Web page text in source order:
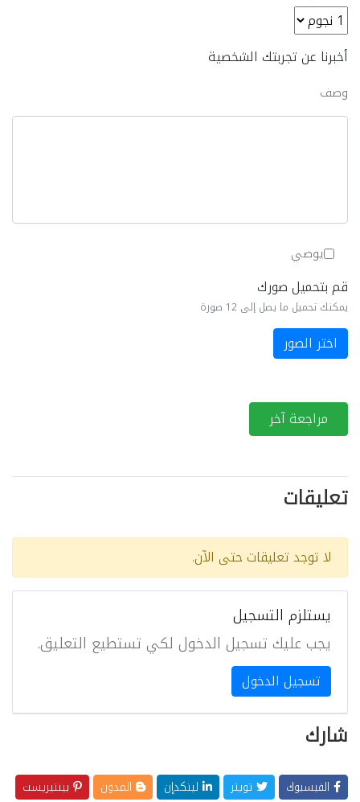
أخبرنا عن تجربتك الشخصية
وصف
يوصي
قم بتحميل صورك
يمكنك تحميل ما يصل إلى 12 صورة
اختر الصور
مراجعة آخر
تعليقات
لا توجد تعليقات حتى الآن.
يستلزم التسجيل
يجب عليك تسجيل الدخول لكي تستطيع التعليق.
تسجيل الدخول
شارك
الفيسبوك تويتر لينكدإن المدون بينتيريست